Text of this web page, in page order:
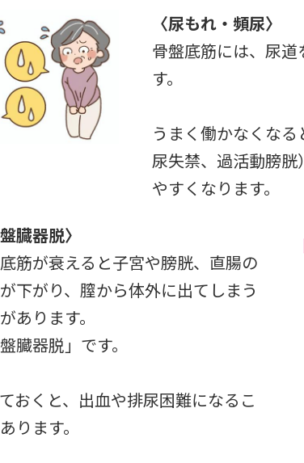
〈尿もれ・頻尿〉
骨盤底筋には、尿道
す。
うまく働かなくな
尿失禁、過活動膀胱
やすくなります。
盤臓器脱〉
筋が衰えると子宮や膀胱、直腸の
下がり、膣から体外に出てしまう
あります。
盤臓器脱」です。
おくと、出血や排尿困難になるこ
ります。